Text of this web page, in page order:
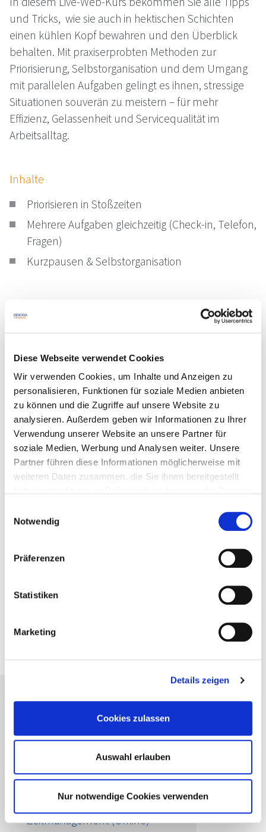
Diese Webseite verwendet Cookies
Wir verwenden Cookies, um Inhalte und Anzeigen zu
personalisieren, Funktionen für soziale Medien anbieten
zu können und die Zugriffe auf unsere Website zu
analysieren. Außerdem geben wir Informationen zu Ihrer
Verwendung unserer Website an unsere Partner für
soziale Medien, Werbung und Analysen weiter. Unsere
Partner führen diese Informationen möglicherweise mit
weiteren Daten zusammen, die Sie ihnen bereitgestellt
Cookies, wenn Sie unsere Webseite weiterhin nutzen.
Notwendig
Präferenzen
Statistiken
Marketing
Details zeigen
Cookies zulassen
Auswahl erlauben
Nur notwendige Cookies verwenden
und Tricks, wie sie auch in hektischen Schichten
einen kühlen Kopf bewahren und den Überblick
behalten. Mit praxiserprobten Methoden zur
Priorisierung, Selbstorganisation und dem Umgang
mit parallelen Aufgaben gelingt es ihnen, stressige
Situationen souverän zu meistern – für mehr
Effizienz, Gelassenheit und Servicequalität im
Arbeitsalltag.
Inhalte
Priorisieren in Stoßzeiten
Mehrere Aufgaben gleichzeitig (Check-in, Telefon,
Fragen)
Kurzpausen & Selbstorganisation
Der Kurs am 05.05.2026 findet von 09:00 - 10:30 Uhr
Der Kurs am 18.11.2026 findet von 09:00 - 10:30 Uhr
statt.
Referenten
Friederike Schöll
DA-0000158, Freie Plätze, Online
zzgl. MwSt.
In den Warenkorb
Passende Seminare für Sie
Nie mehr Zettelchaos – Tools für
deine persönliche Organisation
im Arbeitsalltag
Selbstorganisation und
Zeitmanagement (Online)